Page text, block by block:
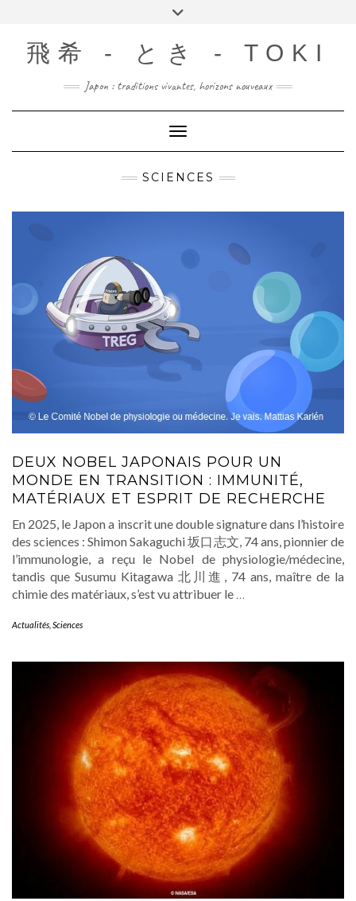
content飛希 - とき - TOKI
Japon : traditions vivantes, horizons nouveaux
Toggle Navigation
SCIENCES
DEUX NOBEL JAPONAIS POUR UN
MONDE EN TRANSITION : IMMUNITÉ,
MATÉRIAUX ET ESPRIT DE RECHERCHE
En 2025, le Japon a inscrit une double signature dans l’histoire
des sciences : Shimon Sakaguchi 坂口志文, 74 ans, pionnier de
l’immunologie, a reçu le Nobel de physiologie/médecine,
tandis que Susumu Kitagawa 北川進, 74 ans, maître de la
chimie des matériaux, s’est vu attribuer le
Actualités Sciences